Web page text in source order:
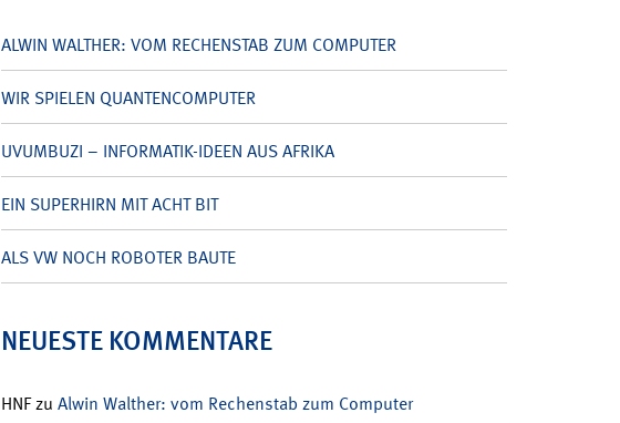
ALWIN WALTHER: VOM RECHENSTAB ZUM COMPUTER
WIR SPIELEN QUANTENCOMPUTER
UVUMBUZI – INFORMATIK-IDEEN AUS AFRIKA
EIN SUPERHIRN MIT ACHT BIT
ALS VW NOCH ROBOTER BAUTE
NEUESTE KOMMENTARE
HNFzu Alwin Walther: vom Rechenstab zum Computer